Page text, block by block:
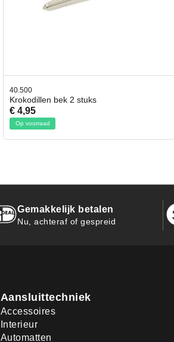
78.80350
Gevlochtenkous ø 35mm
€ 50,95
Op voorraad
Gemakkelijk betalen
Nu, achteraf of gespreid
Aansluittechniek
Accessoires
Interieur
Automatten